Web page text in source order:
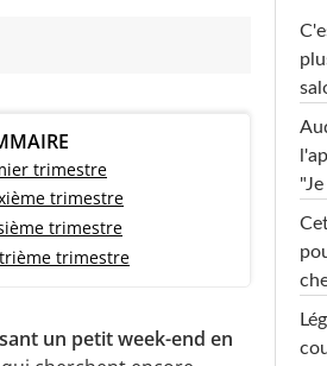
trimestre
trimestre
trimestre
trimestre
un petit week-end en